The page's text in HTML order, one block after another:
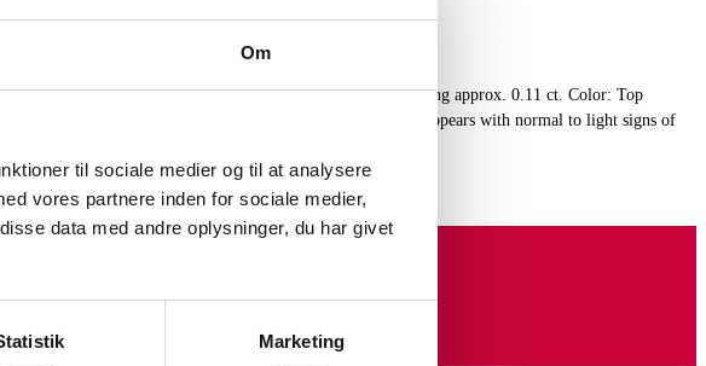
Om
til sociale medier og til at analysere
vores partnere inden for sociale medier,
data med andre oplysninger, du har givet
Marketing
from Danish.
kt. red gold adorned with nine brilliant-cut diamonds totaling approx. 0.11 ct. Color: Top
clarity: VS. Ring size. 53.5/17. Weight approx. 6 g. The ring appears with normal to light signs of